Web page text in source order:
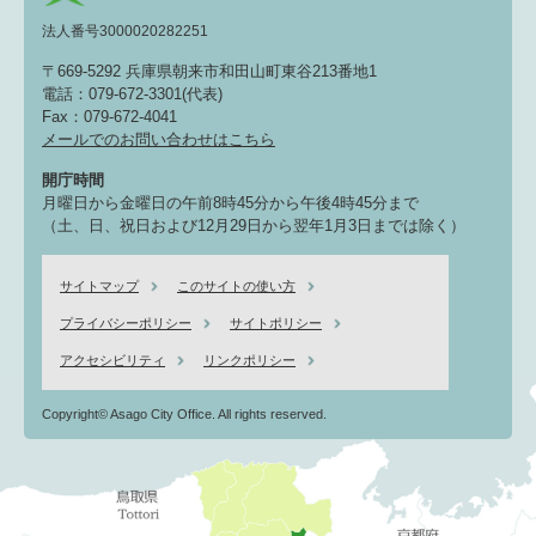
法人番号3000020282251
〒669-5292 兵庫県朝来市和田山町東谷213番地1
電話：079-672-3301(代表)
Fax：079-672-4041
メールでのお問い合わせはこちら
開庁時間
月曜日から金曜日の午前8時45分から午後4時45分まで
（土、日、祝日および12月29日から翌年1月3日までは除く）
サイトマップ このサイトの使い方
プライバシーポリシー サイトポリシー
アクセシビリティ リンクポリシー
Copyright© Asago City Office. All rights reserved.